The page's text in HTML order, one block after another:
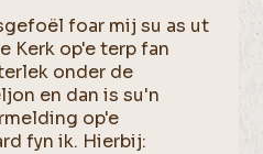
foar mij su as ut
Kerk op'e terp fan
onder de
en dan is su'n
op'e
fyn ik. Hierbij: